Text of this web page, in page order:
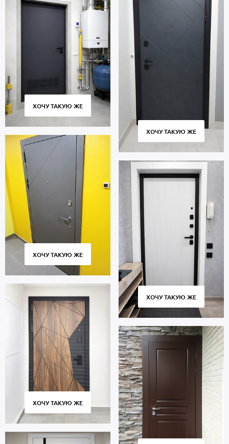
ХОЧУ ТАКУЮ ЖЕ
ХОЧУ ТАКУЮ ЖЕ
ХОЧУ ТАКУЮ ЖЕ
ХОЧУ ТАКУЮ ЖЕ
ХОЧУ ТАКУЮ ЖЕ